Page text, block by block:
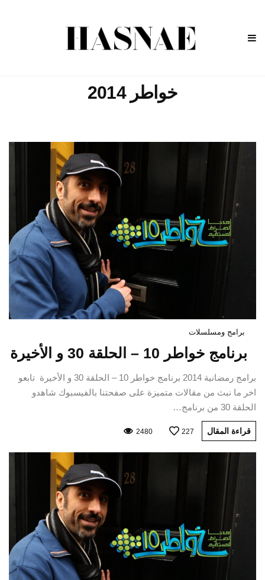
خواطر 2014
برامج ومسلسلات
برنامج خواطر 10 – الحلقة 30 و الأخيرة
برامج رمضانية 2014 برنامج خواطر 10 – الحلقة 30 و الأخيرة تابعو
اخر ما نبث من مقالات متميزة على صفحتنا بالفيسبوك شاهدو
الحلقة 30 من برنامج…
قراءة المقال 227
2480